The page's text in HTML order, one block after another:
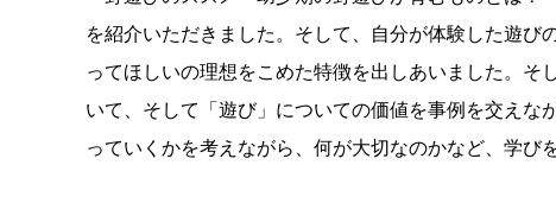
を紹介いただきました。そして、自分が体験した遊
ってほしいの理想をこめた特徴を出しあいました。
いて、そして「遊び」についての価値を事例を交え
っていくかを考えながら、何が大切なのかなど、学び